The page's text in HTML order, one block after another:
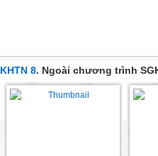
KHTN 8. Ngoài chương trình